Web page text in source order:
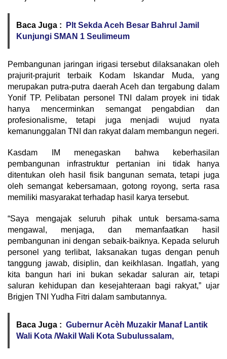
Baca Juga :
Plt Sekda Aceh Besar Bahrul Jamil
Kunjungi SMAN 1 Seulimeum
Pembangunan jaringan irigasi tersebut dilaksanakan oleh
prajurit-prajurit terbaik Kodam Iskandar Muda, yang
merupakan putra-putra daerah Aceh dan tergabung dalam
Yonif TP. Pelibatan personel TNI dalam proyek ini tidak
hanya mencerminkan semangat pengabdian dan
profesionalisme, tetapi juga menjadi wujud nyata
kemanunggalan TNI dan rakyat dalam membangun negeri.
Kasdam IM menegaskan bahwa keberhasilan
pembangunan infrastruktur pertanian ini tidak hanya
ditentukan oleh hasil fisik bangunan semata, tetapi juga
oleh semangat kebersamaan, gotong royong, serta rasa
memiliki masyarakat terhadap hasil karya tersebut.
“Saya mengajak seluruh pihak untuk bersama-sama
mengawal, menjaga, dan memanfaatkan hasil
pembangunan ini dengan sebaik-baiknya. Kepada seluruh
personel yang terlibat, laksanakan tugas dengan penuh
tanggung jawab, disiplin, dan keikhlasan. Ingatlah, yang
kita bangun hari ini bukan sekadar saluran air, tetapi
saluran kehidupan dan kesejahteraan bagi rakyat,” ujar
Brigjen TNI Yudha Fitri dalam sambutannya.
Baca Juga : Gubernur Acèh Muzakir Manaf Lantik
Wali Kota /Wakil Wali Kota Subulussalam,